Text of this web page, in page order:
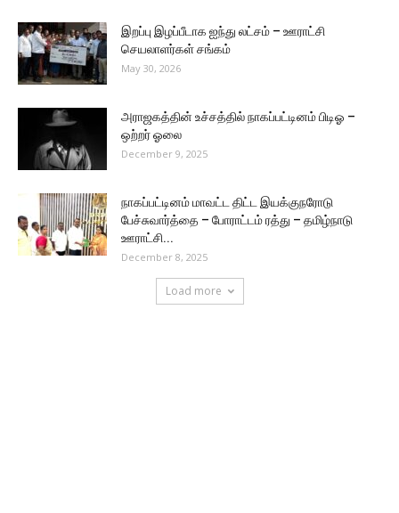
இறப்பு இழப்பீடாக ஐந்து லட்சம் – ஊராட்சி
செயலாளர்கள் சங்கம்
May 30, 2026
அராஜகத்தின் உச்சத்தில் நாகப்பட்டினம் பிடிஓ –
ஒற்றர் ஓலை
December 9, 2025
நாகப்பட்டினம் மாவட்ட திட்ட இயக்குநரோடு
பேச்சுவார்த்தை – போராட்டம் ரத்து – தமிழ்நாடு
ஊராட்சி...
December 8, 2025
Load more